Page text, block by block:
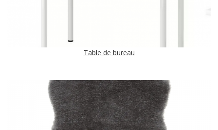
Table de bureau